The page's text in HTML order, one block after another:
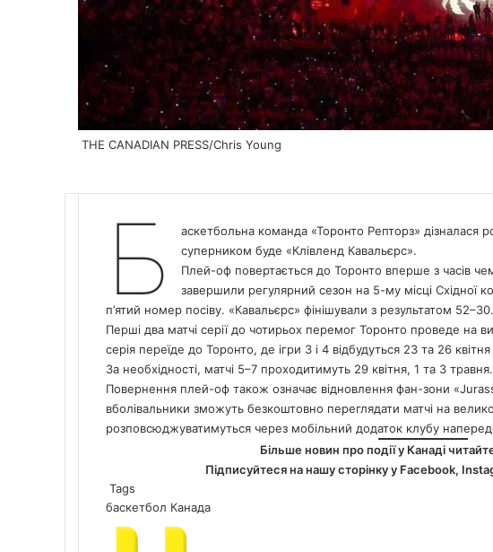
THE CANADIAN PRESS/Chris Young
Б
аскетбольна команда «Торонто Репторз»
суперником буде «Клівленд Кавальєрс».
Плей-оф повертається до Торонто вперше з часів
завершили регулярний сезон на 5-му місці Східної
п’ятий номер посіву. «Кавальєрс» фінішували з результатом 52–30.
Перші два матчі серії до чотирьох перемог Торонто проведе на
серія переїде до Торонто, де ігри 3 і 4 відбудуться 23 та 26
За необхідності, матчі 5–7 проходитимуть 29 квітня, 1 та 3 травня.
Повернення плей-оф також означає відновлення фан-зони
вболівальники зможуть безкоштовно переглядати матчі на
розповсюджуватимуться через мобільний додаток клубу
Більше новин про події у Канаді
Підписуйтеся на нашу сторінку у Facebook,
Tags
баскетбол Канада